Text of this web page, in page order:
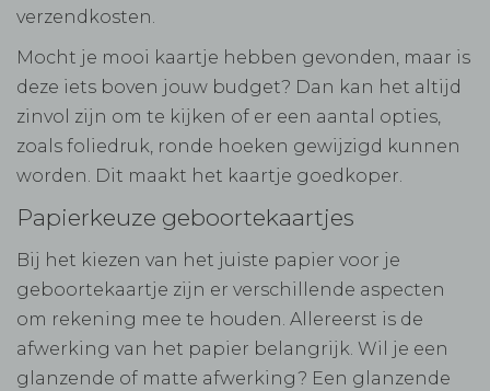
verzendkosten.
Mocht je mooi kaartje hebben gevonden, maar is
deze iets boven jouw budget? Dan kan het altijd
zinvol zijn om te kijken of er een aantal opties,
zoals foliedruk, ronde hoeken gewijzigd kunnen
worden. Dit maakt het kaartje goedkoper.
Papierkeuze geboortekaartjes
Bij het kiezen van het juiste papier voor je
geboortekaartje zijn er verschillende aspecten
om rekening mee te houden. Allereerst is de
afwerking van het papier belangrijk. Wil je een
glanzende of matte afwerking? Een glanzende